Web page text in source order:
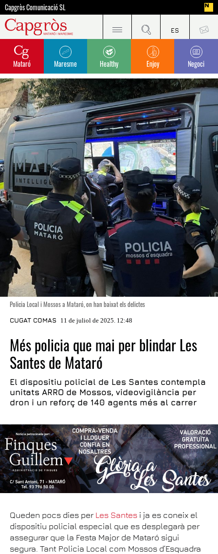
Capgròs Comunicació SL
Mataró Maresme Healthy Enjoy Negoci
Policia Local i Mossos a Mataró, on han baixat els delictes
CUGAT COMAS 11 de juliol de 2025. 12:48
Més policia que mai per blindar Les
Santes de Mataró
El dispositiu policial de Les Santes contempla
unitats ARRO de Mossos, videovigilància per
dron i un reforç de 140 agents més al carrer
Queden pocs dies per Les Santes i ja es coneix el
dispositiu policial especial que es desplegarà per
assegurar que la Festa Major de Mataró sigui
segura. Tant Policia Local com Mossos d’Esquadra